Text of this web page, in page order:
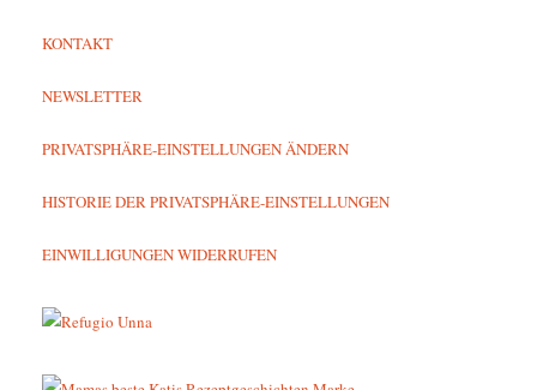
KONTAKT
NEWSLETTER
PRIVATSPHÄRE-EINSTELLUNGEN ÄNDERN
HISTORIE DER PRIVATSPHÄRE-EINSTELLUNGEN
EINWILLIGUNGEN WIDERRUFEN